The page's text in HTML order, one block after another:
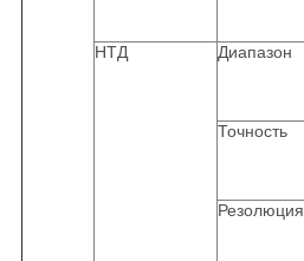
НТД Диапазон
Точность
Резолюция